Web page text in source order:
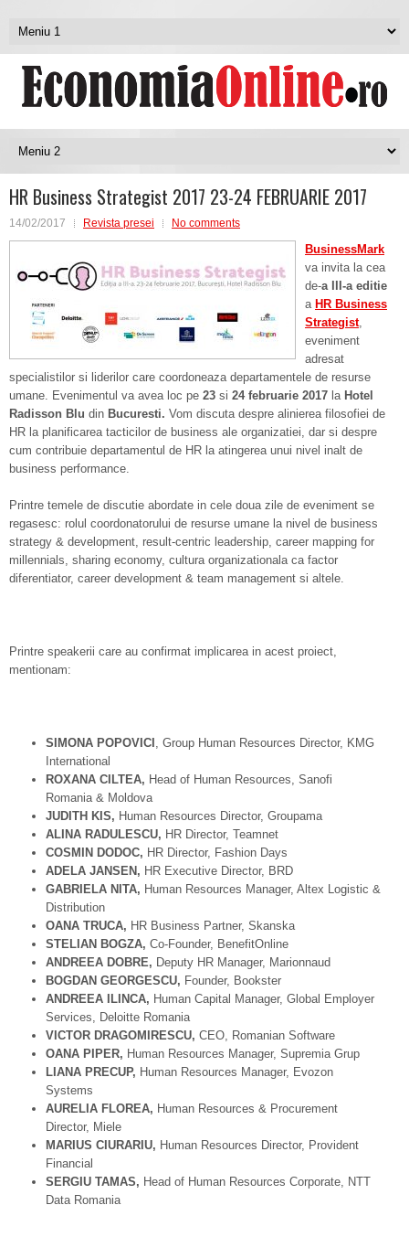
HR Business Strategist 2017 23-24 FEBRUARIE 2017
14/02/2017 Revista presei No comments
BusinessMark
va invita la cea
de-a III-a editie
a HR Business
Strategist,
eveniment
adresat
specialistilor si liderilor care coordoneaza departamentele de resurse
umane. Evenimentul va avea loc pe 23 si 24 februarie 2017 la Hotel
Radisson Blu din Bucuresti. Vom discuta despre alinierea filosofiei de
HR la planificarea tacticilor de business ale organizatiei, dar si despre
cum contribuie departamentul de HR la atingerea unui nivel inalt de
business performance.
Printre temele de discutie abordate in cele doua zile de eveniment se
regasesc: rolul coordonatorului de resurse umane la nivel de business
strategy & development, result-centric leadership, career mapping for
millennials, sharing economy, cultura organizationala ca factor
diferentiator, career development & team management si altele.
Printre speakerii care au confirmat implicarea in acest proiect,
mentionam:
SIMONA POPOVICI , Group Human Resources Director, KMG
International
ROXANA CILTEA, Head of Human Resources, Sanofi
Romania & Moldova
JUDITH KIS, Human Resources Director, Groupama
ALINA RADULESCU, HR Director, Teamnet
COSMIN DODOC, HR Director, Fashion Days
ADELA JANSEN, HR Executive Director, BRD
GABRIELA NITA, Human Resources Manager, Altex Logistic &
Distribution
OANA TRUCA, HR Business Partner, Skanska
STELIAN BOGZA, Co-Founder, BenefitOnline
ANDREEA DOBRE, Deputy HR Manager, Marionnaud
BOGDAN GEORGESCU, Founder, Bookster
ANDREEA ILINCA, Human Capital Manager, Global Employer
Services, Deloitte Romania
VICTOR DRAGOMIRESCU, CEO, Romanian Software
OANA PIPER, Human Resources Manager, Supremia Grup
LIANA PRECUP, Human Resources Manager, Evozon
Systems
AURELIA FLOREA, Human Resources & Procurement
Director, Miele
MARIUS CIURARIU, Human Resources Director, Provident
Financial
SERGIU TAMAS, Head of Human Resources Corporate, NTT
Data Romania